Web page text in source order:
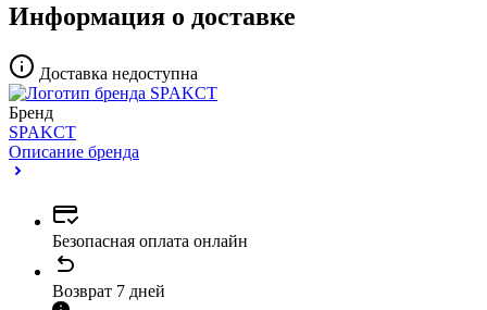
Информация о доставке
Доставка недоступна
Бренд
SPAKCT
Описание бренда
Безопасная оплата онлайн
Возврат 7 дней